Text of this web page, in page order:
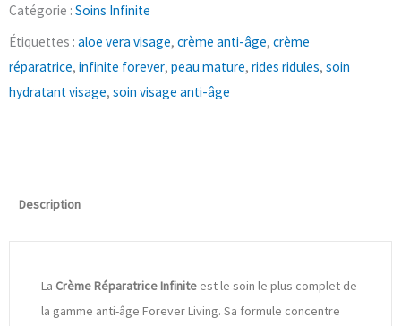
Catégorie : Soins Infinite
Étiquettes : aloe vera visage, crème anti-âge, crème
réparatrice, infinite forever, peau mature, rides ridules, soin
hydratant visage, soin visage anti-âge
Description
La Crème Réparatrice Infinite est le soin le plus complet de
la gamme anti-âge Forever Living. Sa formule concentre